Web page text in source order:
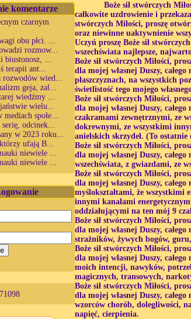
komentarze
czarnym
obu płci. ...
rozmow...
biustonosz, ...
terapii ant...
rozwodów wied...
geja, zal...
wiedźmy ...
wielu...
społe...
serię, odcinek...
w 2023 roku...
ufają B...
niewiele ...
niewiele ...
Boże sił stwórczych
całkowite uzdrowienie i
stwórczych Miłości, proszę
oraz niewinne uaktywnienie
Uczyń proszę Boże sił
wszechświata najlepsze,
Boże sił stwórczych Miłości,
dla mojej własnej Duszy,
płaszczyznach, na wszystkich
świetlistość tego mojego
Boże sił stwórczych Miłości,
dla mojej własnej Duszy,
czakramami zewnętrznymi, ze
dokrewnymi, ze wszystkimi
anielskich skrzydeł. (To
Boże sił stwórczych Miłości,
dla mojej własnej Duszy,
wszechświata, z gwiazdami, ze
Boże sił stwórczych Miłości,
dla mojej własnej Duszy,
myślokształtami, że wszystkimi
innymi kanałami
oddziałującymi na ten mój 9
Boże sił stwórczych Miłości,
dla mojej własnej Duszy,
strażników, żywych bogów,
Boże sił stwórczych Miłości,
dla mojej własnej Duszy,
moich intencji, nawyków,
magicznych, transowych,
Boże sił stwórczych Miłości,
dla mojej własnej Duszy,
wzorców chorób, dolegliwości,
napięć, cierpienia.